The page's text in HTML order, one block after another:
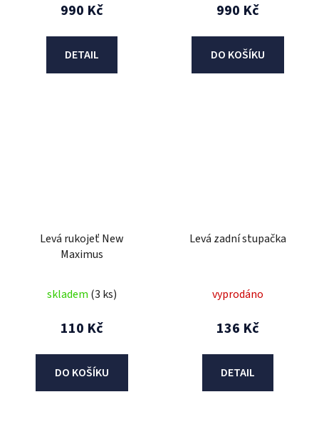
990 Kč
DETAIL
990 Kč
DO KOŠÍKU
Levá rukojeť New
Maximus
skladem (3 ks)
110 Kč
DO KOŠÍKU
Levá zadní stupačka
vyprodáno
136 Kč
DETAIL